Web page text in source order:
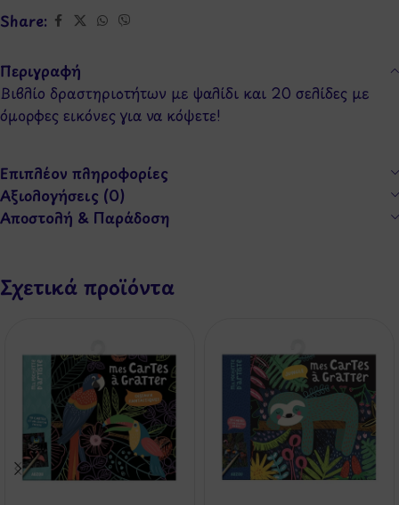
Share:
Περιγραφή
Βιβλίο δραστηριοτήτων με ψαλίδι και 20 σελίδες με
όμορφες εικόνες για να κόψετε!
Επιπλέον πληροφορίες
Αξιολογήσεις (0)
Αποστολή & Παράδοση
Σχετικά προϊόντα